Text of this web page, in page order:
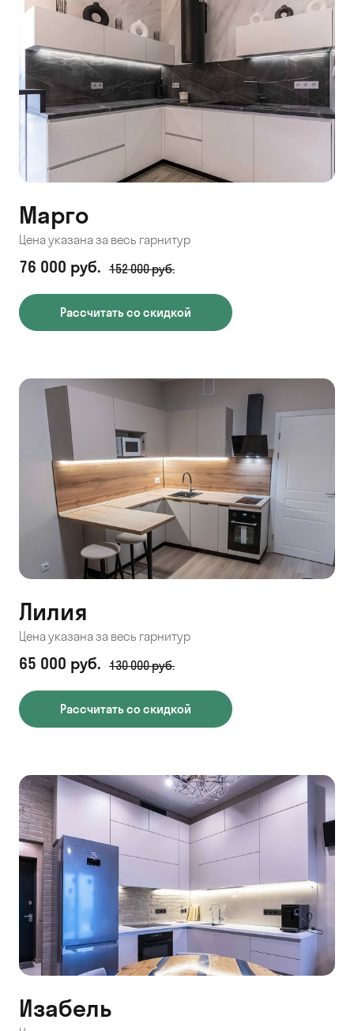
Марго
Цена указана за весь гарнитур
76 000 руб. 152 000 руб.
Рассчитать со скидкой
Лилия
Цена указана за весь гарнитур
65 000 руб. 130 000 руб.
Рассчитать со скидкой
Изабель